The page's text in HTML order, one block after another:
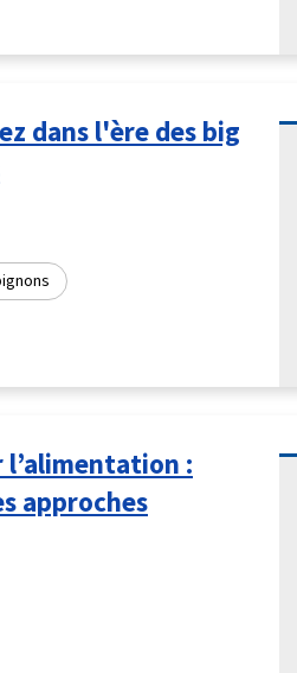
dans l'ère des big
:
approches